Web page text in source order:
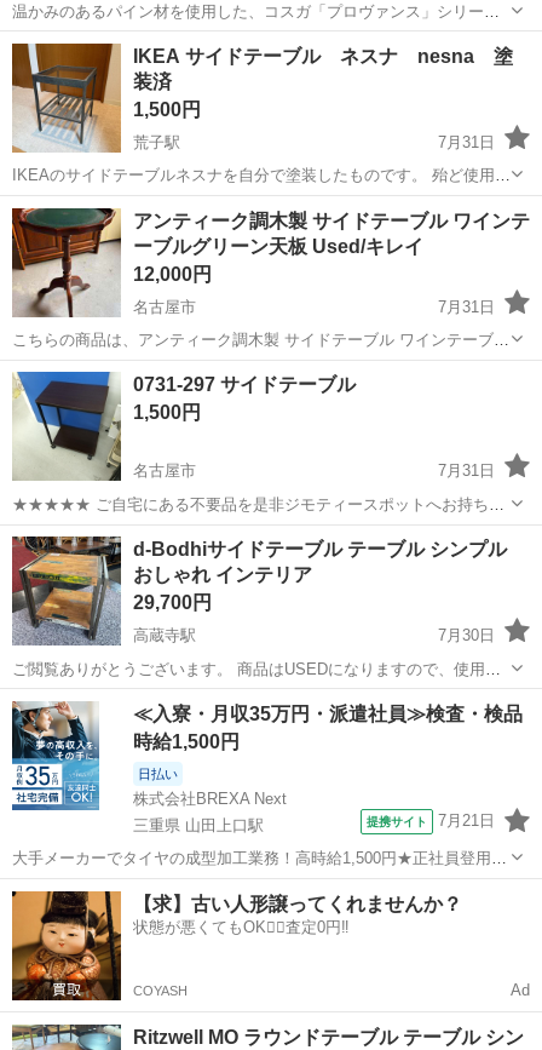
温かみのあるパイン材を使用した、コスガ「プロヴァンス」シリーズ
のナイトテーブルです🌿 カントリーテイストのお部屋にもぴったりな
デザインです。 ⸻ 【商品説明】 ・メーカー：コスガ
（KOSUGA） ・シリーズ：プロヴァンス...
愛知 名古屋市 大高駅 テーブル プロヴァンス
IKEA サイドテーブル ネスナ nesna 塗
装済
1,500円
荒子駅
7月31日
IKEAのサイドテーブルネスナを自分で塗装したものです。 殆ど使用し
ていませんが、多少の汚れはあるかもしれません。 基本昼以降で、夜
は遅くまで対応可能ですので、ご希望の日をお知らせください。
愛知 名古屋市 テーブル
アンティーク調木製 サイドテーブル ワインテ
ーブルグリーン天板 Used/キレイ
12,000円
名古屋市
7月31日
こちらの商品は、アンティーク調木製 サイドテーブル ワインテーブル
グリーン天板 Used/キレイです。 サイズ：幅320mm 高さ515mm 奥行
320mm 画像に写ってるものすべて商品でございます。 あくまでも
中...
愛知 名古屋市 テーブル サイドテーブル
0731-297 サイドテーブル
1,500円
名古屋市
7月31日
★★★★★ ご自宅にある不要品を是非ジモティースポットへお持ち込
みしませんか？ 家電、趣味・スポーツ・レジャー用品、こども用品、
衣料服飾品、生活雑貨、家具、本、CD・DVDなどが無料でまとめて持
ち込めます！ ※詳細はこ...
愛知 名古屋市 テーブル サイドテーブル
d-Bodhiサイドテーブル テーブル シンプル
おしゃれ インテリア
29,700円
高蔵寺駅
7月30日
ご閲覧ありがとうございます。 商品はUSEDになりますので、使用感
がございます。 ご来店していただき必ず実物をご確認下さい。 ご来
店の際は「ジモティーを見て来ました」とお声掛けください。 ◆メ
ーカー: d-Bodhi ◆...
愛知 春日井市 高蔵寺駅 テーブル Bodhi
≪入寮・月収35万円・派遣社員≫検査・検品
時給1,500円
日払い
株式会社BREXA Next
三重県 山田上口駅
提携サイト 7月21日
大手メーカーでタイヤの成型加工業務！高時給1,500円★正社員登用制
度あり！ワンルーム寮完備！マイカー通勤OK！無料駐車場あり！《三
重県伊勢市》 人気の工場のお仕事 ◇タイヤの製造◇ トラック・バ
ス・RV車用を中心とした...
三重 伊勢市 山田上口駅 その他
【求】古い人形譲ってくれませんか？
状態が悪くてもOK🙆‍♀️査定0円‼️
COYASH Ad
Ritzwell MO ラウンドテーブル テーブル シン